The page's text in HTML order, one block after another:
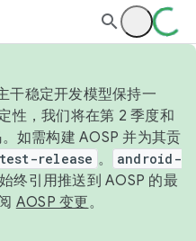
干稳定开发模型保持一
性，我们将在第 2 季度和
如需构建 AOSP 并为其贡
release 。
android-
终引用推送到 AOSP 的最
AOSP 变更。